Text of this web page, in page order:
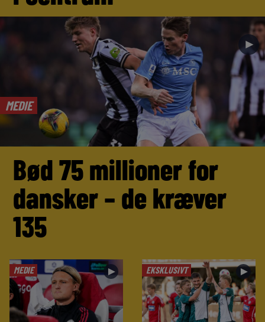
MEDIE
►
Bød 75 millioner for
dansker – de kræver
135
MEDIE ► EKSKLUSIVT ►